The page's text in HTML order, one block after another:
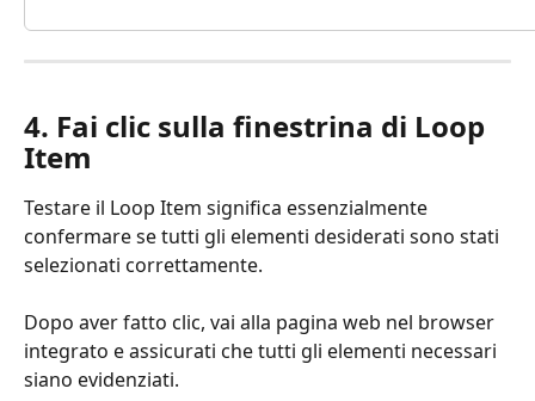
4. Fai clic sulla finestrina di Loop
Item
Testare il Loop Item significa essenzialmente
confermare se tutti gli elementi desiderati sono stati
selezionati correttamente.
Dopo aver fatto clic, vai alla pagina web nel browser
integrato e assicurati che tutti gli elementi necessari
siano evidenziati.